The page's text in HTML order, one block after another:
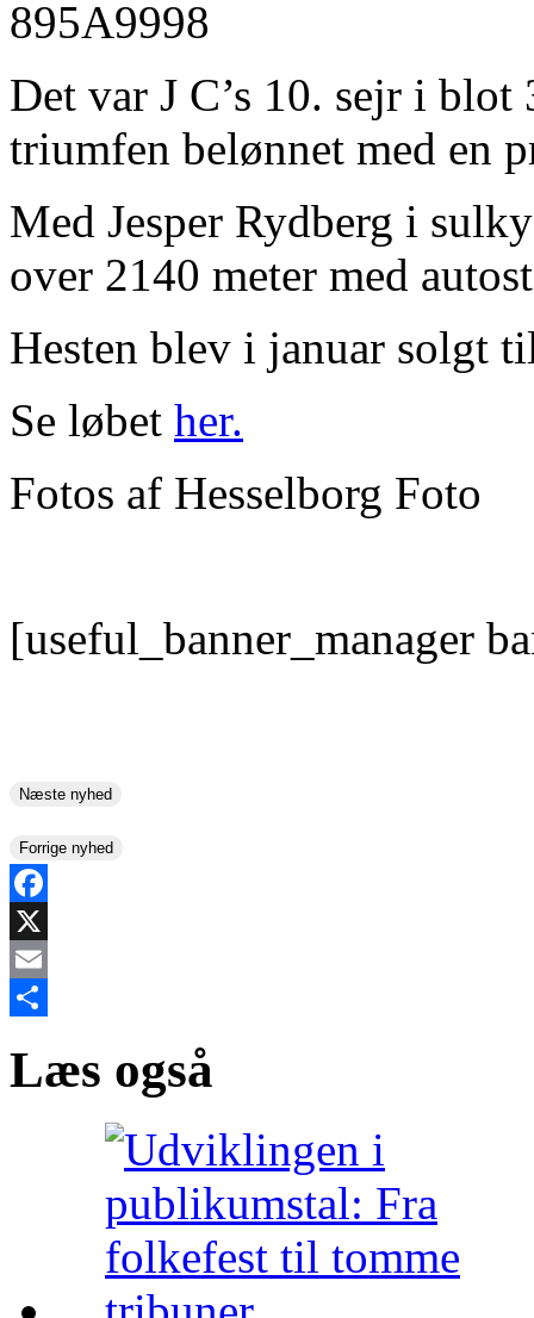
Det var J C’s 10. sejr i blot
triumfen belønnet med en
Med Jesper Rydberg i
over 2140 meter med
Hesten blev i januar solgt
Se løbet her.
Fotos af Hesselborg Foto
[useful_banner_manager
Næste nyhed
Forrige nyhed
Facebook
X
Email
Læs også